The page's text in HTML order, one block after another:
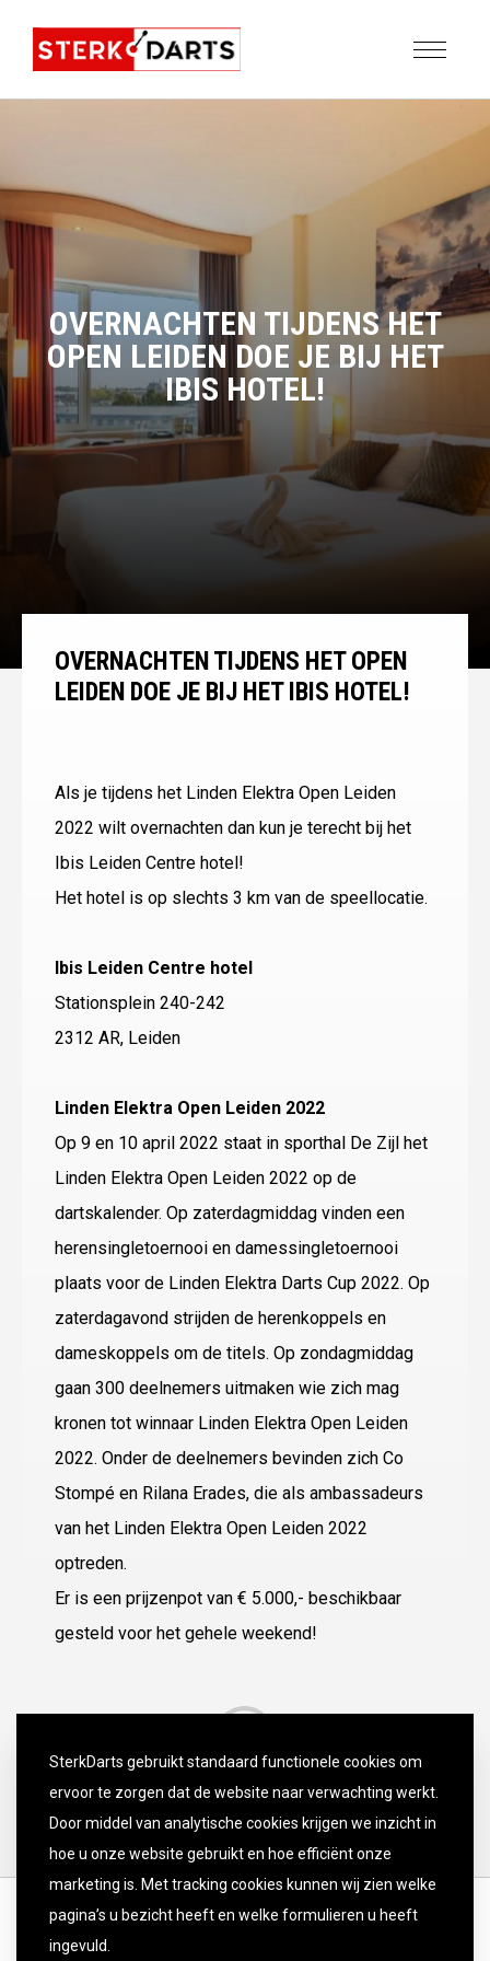
OVERNACHTEN TIJDENS HET
OPEN LEIDEN DOE JE BIJ HET
IBIS HOTEL!
OVERNACHTEN TIJDENS HET OPEN
LEIDEN DOE JE BIJ HET IBIS HOTEL!
Als je tijdens het Linden Elektra Open Leiden
2022 wilt overnachten dan kun je terecht bij het
Ibis Leiden Centre hotel!
Het hotel is op slechts 3 km van de speellocatie.
Ibis Leiden Centre hotel
Stationsplein 240-242
2312 AR, Leiden
Linden Elektra Open Leiden 2022
Op 9 en 10 april 2022 staat in sporthal De Zijl het
Linden Elektra Open Leiden 2022 op de
dartskalender. Op zaterdagmiddag vinden een
herensingletoernooi en damessingletoernooi
plaats voor de Linden Elektra Darts Cup 2022. Op
zaterdagavond strijden de herenkoppels en
dameskoppels om de titels. Op zondagmiddag
gaan 300 deelnemers uitmaken wie zich mag
kronen tot winnaar Linden Elektra Open Leiden
2022. Onder de deelnemers bevinden zich Co
Stompé en Rilana Erades, die als ambassadeurs
van het Linden Elektra Open Leiden 2022
optreden.
Er is een prijzenpot van € 5.000,- beschikbaar
gesteld voor het gehele weekend!
SterkDarts gebruikt standaard functionele cookies om
ervoor te zorgen dat de website naar verwachting werkt.
Door middel van analytische cookies krijgen we inzicht in
hoe u onze website gebruikt en hoe efficiënt onze
marketing is. Met tracking cookies kunnen wij zien welke
pagina’s u bezicht heeft en welke formulieren u heeft
ingevuld.